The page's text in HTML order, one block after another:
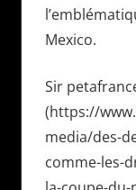
Mexico.
Sir
(https://
media/des-
comme-les-